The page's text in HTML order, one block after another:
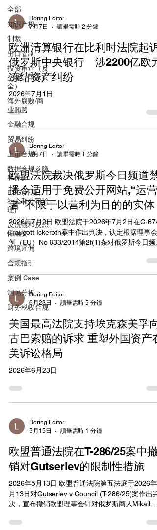
全部
知识产权
制裁
出口管制
投资审查（反
垄断、国家安
全）
海外腐败/商
业贿赂
金融合规
贸易纠纷
上市合规
数据合规及隐
私保护
ESG(环境、
社会和公司治
理)
反洗钱和反恐
怖融资
跨境雇佣
合规指引
案例 Case
洞见分析
财务税收合规
Boring Editor
7月7日
讀畢需時 2 分鐘
欧洲清算银行在比利时法院起诉
俄罗斯中央银行 涉2200亿欧元
冻结资产纠纷
2026年7月1日
Boring Editor
7月7日
讀畢需時 1 分鐘
欧盟法院裁决俄罗斯今日频道禁
播令适用于免费公开网站,“运营
者”不限于以营利为目的的实体
2026年7月2日 欧盟法院于2026年7月2日在C-67/
Traugott Ickeroth案中作出判决，认定根据理事会
例（EU）No 833/2014第2f(1)条对俄罗斯今日频
（Russia Today，简称RT）内容的广播禁令，同
适用于向公众免费开放的网站。法院裁定“运营商”
（operator）概念不限于营利活动，也不取决于广
的范围或持续时间。该案源于德国萨尔布吕肯地区
法院的初步裁定请求，涉及刑事程序中对俄罗斯媒
体内容的传播限制。 判决强调，欧盟对俄罗斯采
使是非营利或免费网站也适用禁令。这扩展了禁令
的适用范围，涵盖了各种数字平台和传播形式。法
院拒绝了欧洲委员会FAQ中将“运营商”限制为商业
专业活动的解释，认为其不具法律约束力且过于狭
窄。 此裁决强化了欧盟制裁执行力度，有助于打
提供明确指导。专家指出，该判决可能影响其他类
Boring Editor
6月23日
讀畢需時 5 分鐘
美国最高法院支持埃克森美孚向
古巴索赔的诉求 重塑外国资产在
美诉讼格局
2026年6月23日
Boring Editor
5月15日
讀畢需時 1 分鐘
欧盟普通法院在T-286/25案中撤
销对Gutseriev的限制性措施
2026年5月13日 欧盟普通法院第五法庭于2026年5
月13日对Gutseriev v Council (T-286/25)案作出判
决，宣布撤销欧盟理事会针对俄罗斯商人Mikail
涉及针对白俄罗斯局势及白俄罗斯参与俄罗斯对乌